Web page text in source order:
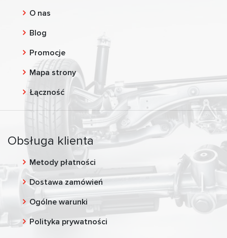
O nas
Blog
Promocje
Mapa strony
Łączność
Obsługa klienta
Metody płatności
Dostawa zamówień
Ogólne warunki
Polityka prywatności